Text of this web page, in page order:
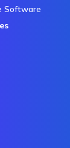
Software